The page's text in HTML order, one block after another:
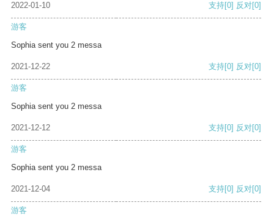
2022-01-10 支持[0] 反对[0]
游客
Sophia sent you 2 messa
2021-12-22 支持[0] 反对[0]
游客
Sophia sent you 2 messa
2021-12-12 支持[0] 反对[0]
游客
Sophia sent you 2 messa
2021-12-04 支持[0] 反对[0]
游客